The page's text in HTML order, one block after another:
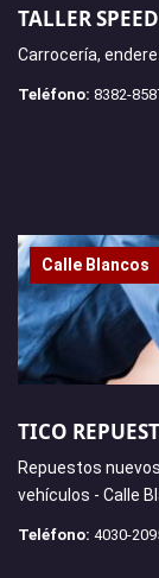
TALLER
Carrocería,
Teléfono: 8382-
Calle Blancos
TICO
Repuestos
vehículos - Calle
Teléfono: 4030-